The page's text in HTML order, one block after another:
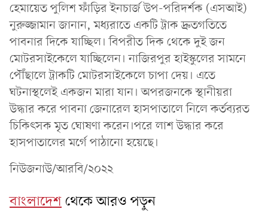
হেমায়েত পুলিশ ফাঁড়ির ইনচার্জ উপ-পরিদর্শক (এসআই)
নুরুজ্জামান জানান, মধ্যরাতে একটি ট্রাক দ্রুতগতিতে
পাবনার দিকে যাচ্ছিল। বিপরীত দিক থেকে দুই জন
মোটরসাইকেলে যাচ্ছিলেন। নাজিরপুর হাইস্কুলের সামনে
পৌঁছালে ট্রাকটি মোটরসাইকেলে চাপা দেয়। এতে
ঘটনাস্থলেই একজন মারা যান। অপরজনকে স্থানীয়রা
উদ্ধার করে পাবনা জেনারেল হাসপাতালে নিলে কর্তব্যরত
চিকিৎসক মৃত ঘোষণা করেন।পরে লাশ উদ্ধার করে
হাসপাতালের মর্গে পাঠানো হয়েছে।
নিউজনাউ/আরবি/২০২২
বাংলাদেশথেকে আরও পড়ুন